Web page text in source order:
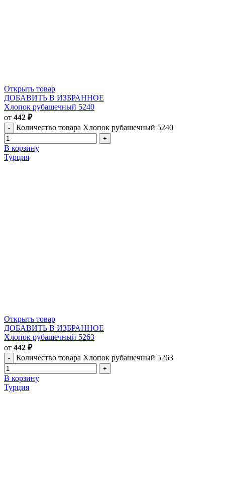
Открыть товар
ДОБАВИТЬ В ИЗБРАННОЕ
Хлопок рубашечный 5240
от 442 ₽
Количество товара Хлопок рубашечный 5240
В корзину
Турция
Открыть товар
ДОБАВИТЬ В ИЗБРАННОЕ
Хлопок рубашечный 5263
от 442 ₽
Количество товара Хлопок рубашечный 5263
В корзину
Турция